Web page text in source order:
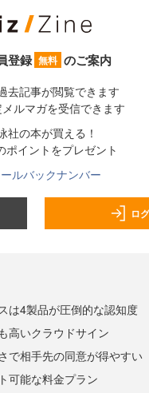
登録 無料 のご案内
去記事が閲覧できます
メルマガを受信できます
社の本が買える！
ポイントをプレゼント
ルバックナンバー
ロ
は4製品が圧倒的な認知度
高いクラウドサイン
で相手先の同意が得やすい
可能な料金プラン